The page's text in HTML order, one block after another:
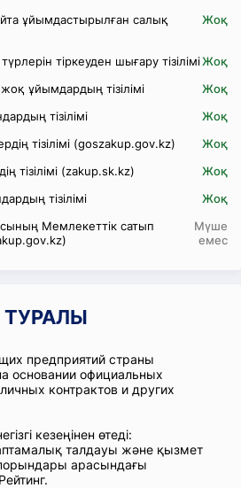
ұйымдастырылған салық
Жоқ
тіркеуден шығару тізіліміЖоқ
ұйымдардың тізілімі
Жоқ
тізілімі
Жоқ
тізілімі (goszakup.gov.kz)
Жоқ
тізілімі (zakup.sk.kz)
Жоқ
тізілімі
Жоқ
Мемлекеттік сатып
Мүше
емес
ТУРАЛЫ
предприятий страны
основании официальных
контрактов и других
кезеңінен өтеді:
талдауы және қызмет
арасындағы